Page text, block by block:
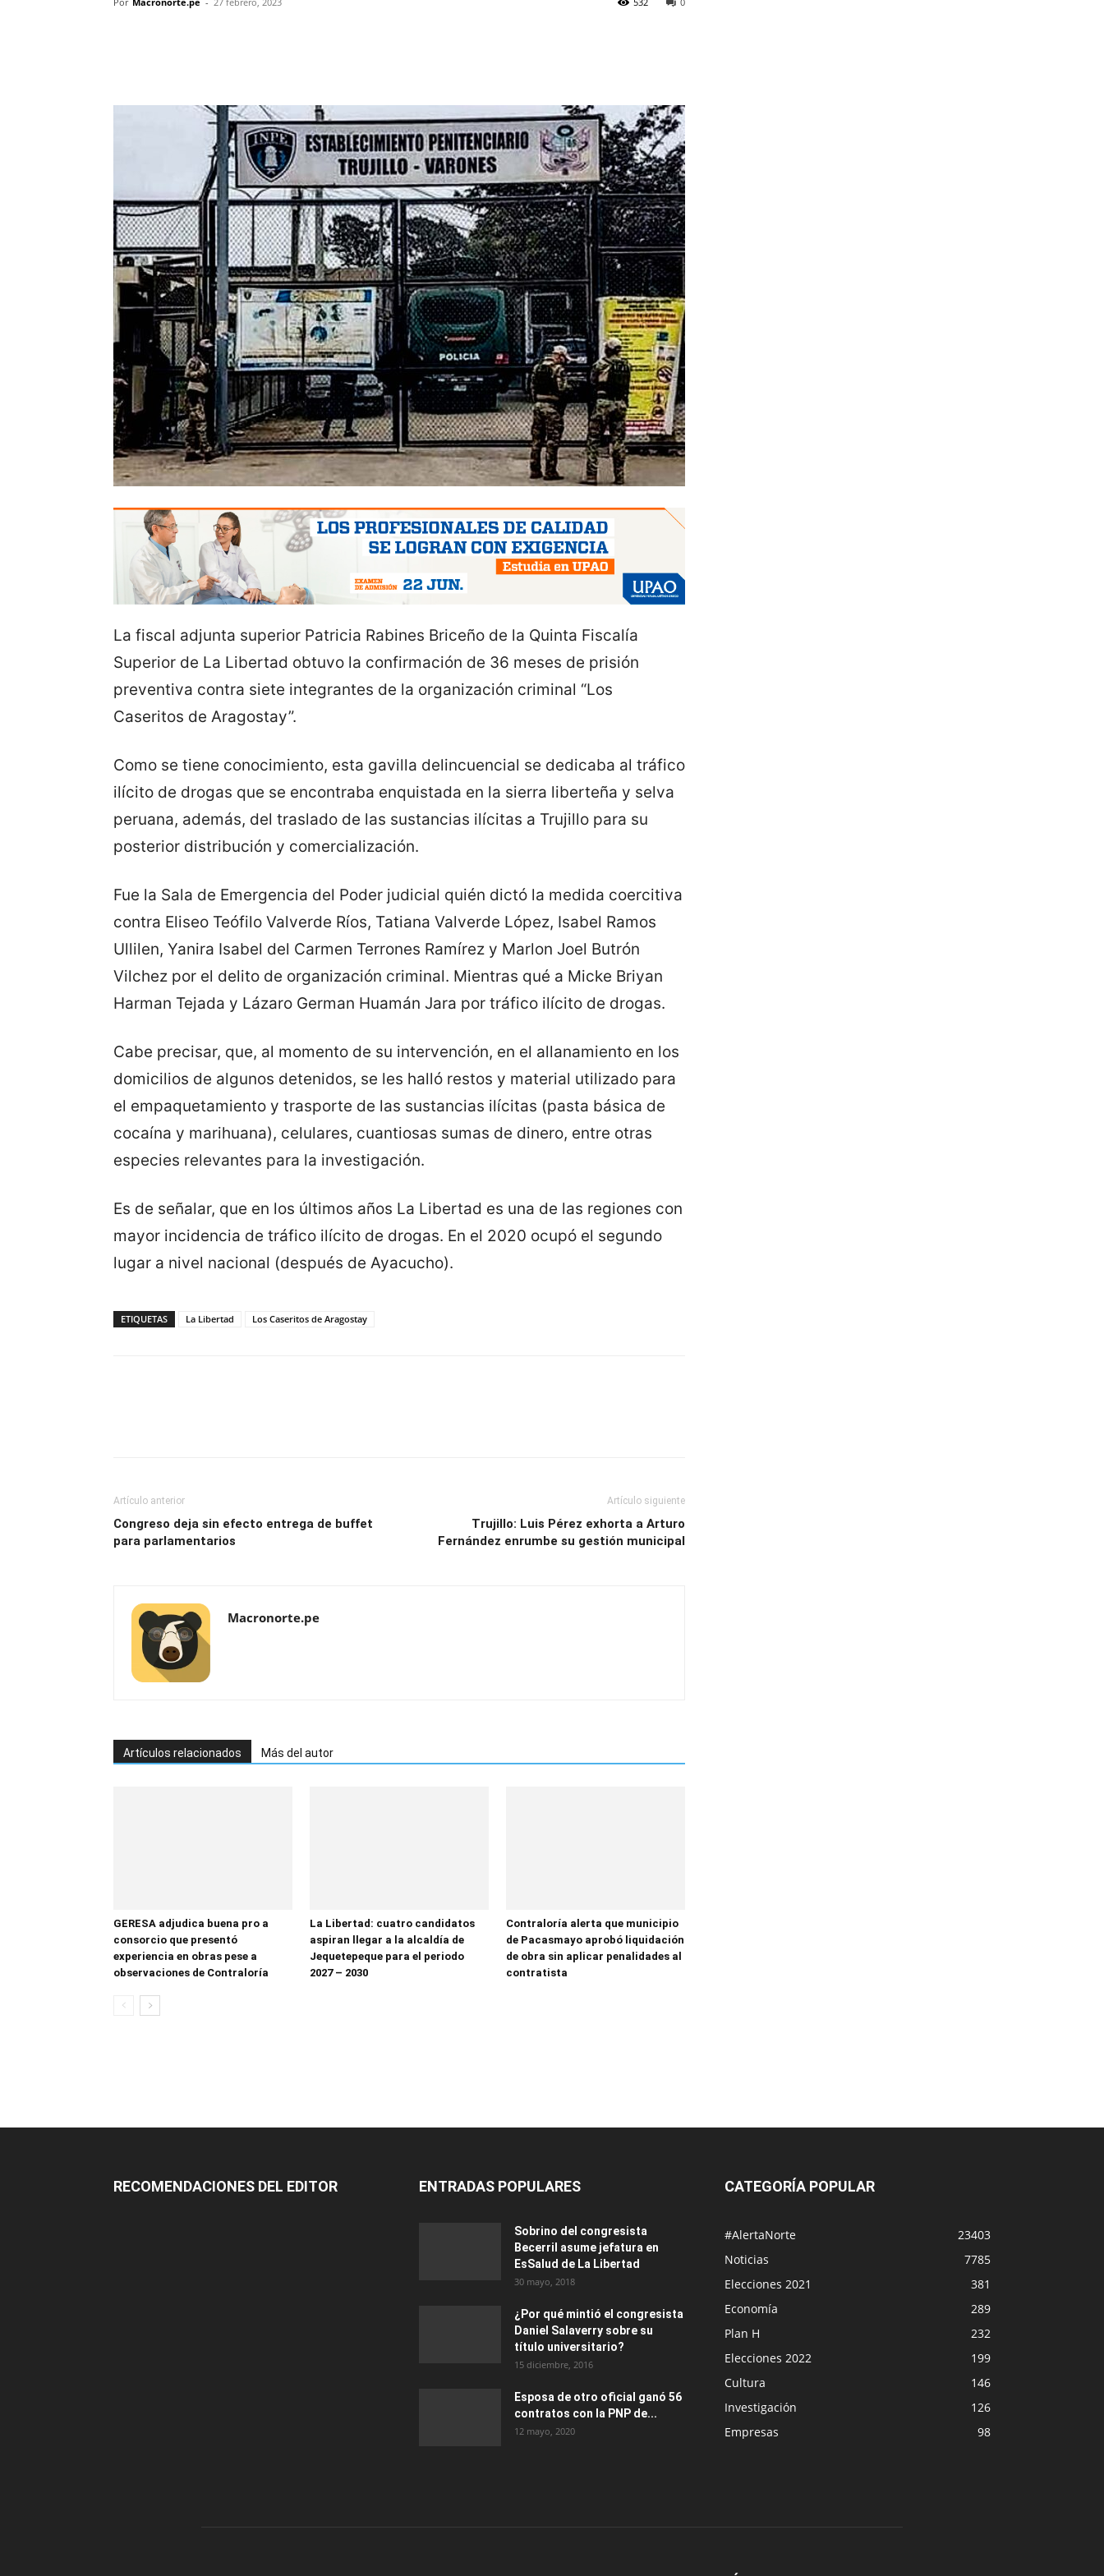
La fiscal adjunta superior Patricia Rabines Briceño de la Quinta Fiscalía
Superior de La Libertad obtuvo la confirmación de 36 meses de prisión
preventiva contra siete integrantes de la organización criminal “Los
Caseritos de Aragostay”.
Como se tiene conocimiento, esta gavilla delincuencial se dedicaba al tráfico
ilícito de drogas que se encontraba enquistada en la sierra liberteña y selva
peruana, además, del traslado de las sustancias ilícitas a Trujillo para su
posterior distribución y comercialización.
Fue la Sala de Emergencia del Poder judicial quién dictó la medida coercitiva
contra Eliseo Teófilo Valverde Ríos, Tatiana Valverde López, Isabel Ramos
Ullilen, Yanira Isabel del Carmen Terrones Ramírez y Marlon Joel Butrón
Vilchez por el delito de organización criminal. Mientras qué a Micke Briyan
Harman Tejada y Lázaro German Huamán Jara por tráfico ilícito de drogas.
Cabe precisar, que, al momento de su intervención, en el allanamiento en los
domicilios de algunos detenidos, se les halló restos y material utilizado para
el empaquetamiento y trasporte de las sustancias ilícitas (pasta básica de
cocaína y marihuana), celulares, cuantiosas sumas de dinero, entre otras
especies relevantes para la investigación.
Es de señalar, que en los últimos años La Libertad es una de las regiones con
mayor incidencia de tráfico ilícito de drogas. En el 2020 ocupó el segundo
lugar a nivel nacional (después de Ayacucho).
ETIQUETAS La Libertad Los Caseritos de Aragostay
Artículo anterior
Congreso deja sin efecto entrega de buffet
para parlamentarios
Artículo siguiente
Trujillo: Luis Pérez exhorta a Arturo
Fernández enrumbe su gestión municipal
Macronorte.pe
Artículos relacionados Más del autor
GERESA adjudica buena pro a
consorcio que presentó
experiencia en obras pese a
observaciones de Contraloría
La Libertad: cuatro candidatos
aspiran llegar a la alcaldía de
Jequetepeque para el periodo
2027 – 2030
Contraloría alerta que municipio
de Pacasmayo aprobó liquidación
de obra sin aplicar penalidades al
contratista
RECOMENDACIONES DEL EDITOR ENTRADAS POPULARES
Sobrino del congresista
Becerril asume jefatura en
EsSalud de La Libertad
30 mayo, 2018
¿Por qué mintió el congresista
Daniel Salaverry sobre su
título universitario?
15 diciembre, 2016
Esposa de otro oficial ganó 56
contratos con la PNP de...
12 mayo, 2020
CATEGORÍA POPULAR
#AlertaNorte
23403
Noticias
7785
Elecciones 2021
381
Economía
289
Plan H
232
Elecciones 2022
199
Cultura
146
Investigación
126
Empresas
98